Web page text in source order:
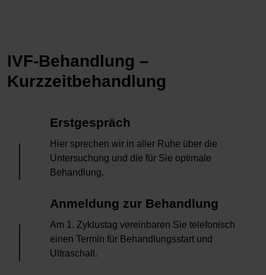
IVF-Behandlung –
Kurzzeitbehandlung
Erstgespräch
Hier sprechen wir in aller Ruhe über die
Untersuchung und die für Sie optimale
Behandlung.
Anmeldung zur Behandlung
Am 1. Zyklustag vereinbaren Sie telefonisch
einen Termin für Behandlungsstart und
Ultraschall.